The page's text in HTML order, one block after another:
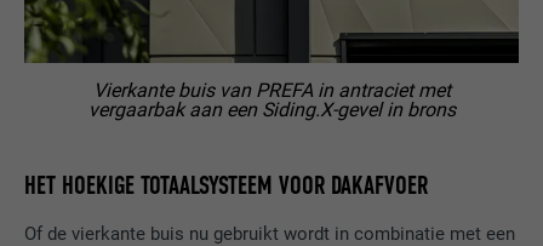
HET HOEKIGE TOTAALSYSTEEM VOOR DAKAFVOER
Of de vierkante buis nu gebruikt wordt in combinatie met een
Vierkante buis van PREFA in antraciet met
vergaarbak aan een Siding.X-gevel in brons